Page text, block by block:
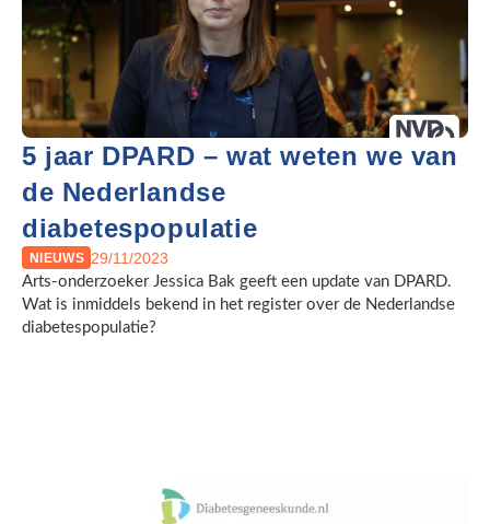
5 jaar DPARD – wat weten we van
de Nederlandse
diabetespopulatie
NIEUWS 29/11/2023
Arts-onderzoeker Jessica Bak geeft een update van DPARD.
Wat is inmiddels bekend in het register over de Nederlandse
diabetespopulatie?